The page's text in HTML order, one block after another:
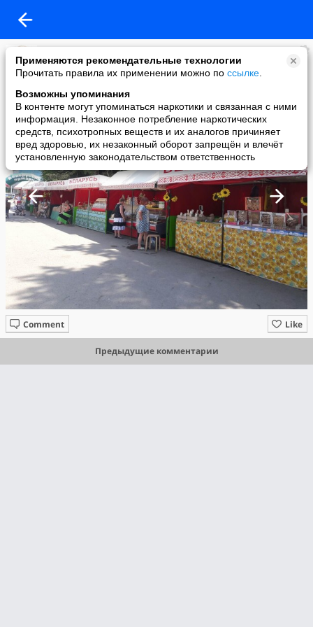
Применяются рекомендательные технологии
Прочитать правила их применении можно по ссылке
Возможны упоминания
В контенте могут упоминаться наркотики и связанная с ними
информация. Незаконное потребление наркотических
средств, психотропных веществ и их аналогов причиняет
вред здоровью, их незаконный оборот запрещён и влечёт
установленную законодательством ответственность
Рекламная компания
added a photo
28 Jun в 08:50
Like
Comment
Предыдущие комментарии